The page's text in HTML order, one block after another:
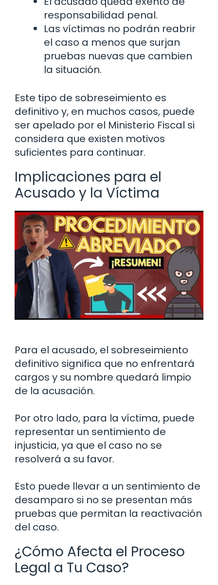
responsabilidad penal.
Las víctimas no podrán reabrir
el caso a menos que surjan
pruebas nuevas que cambien
la situación.
Este tipo de sobreseimiento es
definitivo y, en muchos casos, puede
ser apelado por el Ministerio Fiscal si
considera que existen motivos
suficientes para continuar.
Implicaciones para el
Acusado y la Víctima
Para el acusado, el sobreseimiento
definitivo significa que no enfrentará
cargos y su nombre quedará limpio
de la acusación.
Por otro lado, para la víctima, puede
representar un sentimiento de
injusticia, ya que el caso no se
resolverá a su favor.
Esto puede llevar a un sentimiento de
desamparo si no se presentan más
pruebas que permitan la reactivación
del caso.
¿Cómo Afecta el Proceso
Legal a Tu Caso?